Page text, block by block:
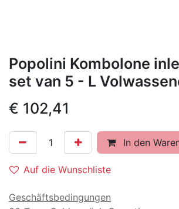
Popolini Kombolone
set van 5 - L
€ 102,41
In den
Auf die Wunschliste
Geschäftsbedingungen